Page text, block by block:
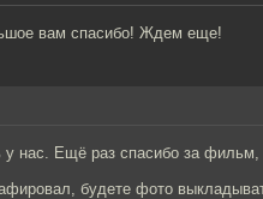
вам спасибо! Ждем еще!
у нас. Ещё раз спасибо за
будете фото